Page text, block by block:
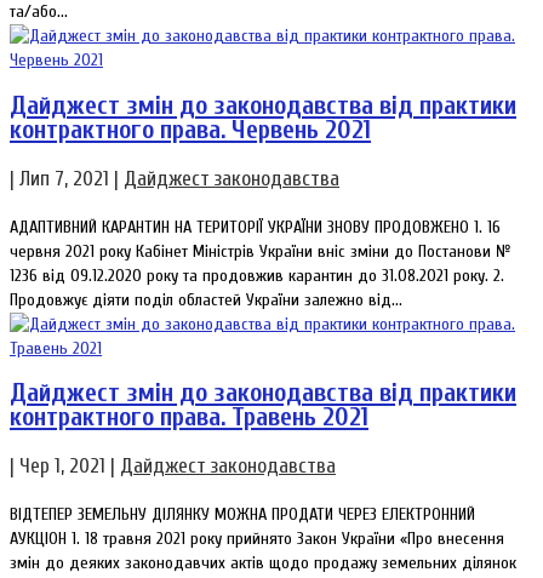
та/або...
Дайджест змін до законодавства від практики
контрактного права. Червень 2021
Лип 7, 2021 Дайджест законодавства
АДАПТИВНИЙ КАРАНТИН НА ТЕРИТОРІЇ УКРАЇНИ ЗНОВУ ПРОДОВЖЕНО 1. 16
червня 2021 року Кабінет Міністрів України вніс зміни до Постанови №
1236 від 09.12.2020 року та продовжив карантин до 31.08.2021 року. 2.
Продовжує діяти поділ областей України залежно від...
Дайджест змін до законодавства від практики
контрактного права. Травень 2021
Чер 1, 2021 Дайджест законодавства
ВІДТЕПЕР ЗЕМЕЛЬНУ ДІЛЯНКУ МОЖНА ПРОДАТИ ЧЕРЕЗ ЕЛЕКТРОННИЙ
АУКЦІОН 1. 18 травня 2021 року прийнято Закон України «Про внесення
змін до деяких законодавчих актів щодо продажу земельних ділянок